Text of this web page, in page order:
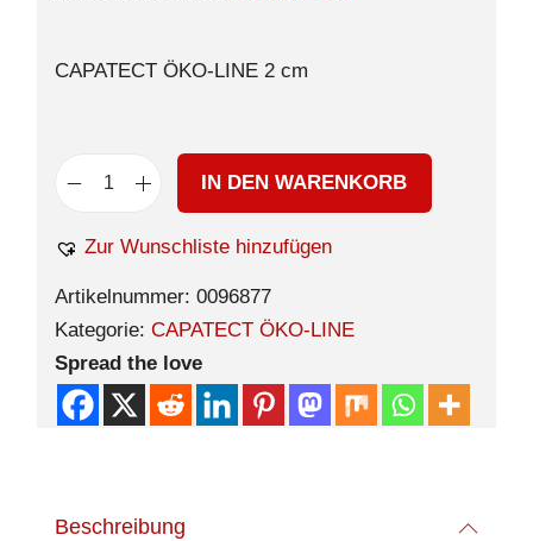
CAPATECT ÖKO-LINE 2 cm
IN DEN WARENKORB
Zur Wunschliste hinzufügen
Artikelnummer: 0096877
Kategorie: CAPATECT ÖKO-LINE
Spread the love
Beschreibung